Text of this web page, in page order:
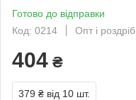
Готово до відправки
Код: 0214
Опт і роздріб
404 ₴
379 ₴ від 10 шт.